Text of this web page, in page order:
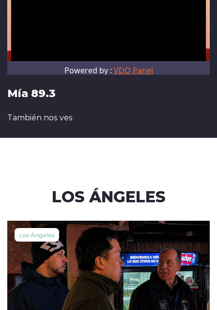
Mía 89.3
También nos ves
LOS ÁNGELES
Los Ángeles